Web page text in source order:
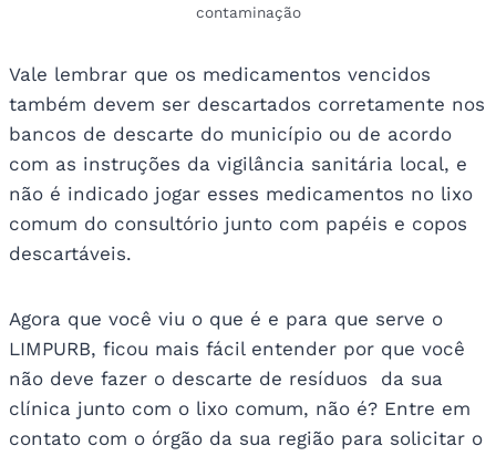
contaminação
Vale lembrar que os medicamentos vencidos
também devem ser descartados corretamente nos
bancos de descarte do município ou de acordo
com as instruções da vigilância sanitária local, e
não é indicado jogar esses medicamentos no lixo
comum do consultório junto com papéis e copos
descartáveis.
Agora que você viu o que é e para que serve o
LIMPURB, ficou mais fácil entender por que você
não deve fazer o descarte de resíduos da sua
clínica junto com o lixo comum, não é? Entre em
contato com o órgão da sua região para solicitar o